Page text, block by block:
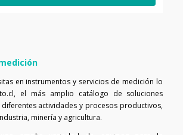
en instrumentos y servicios de medición lo
el más amplio catálogo de soluciones
actividades y procesos productivos,
minería y agricultura.